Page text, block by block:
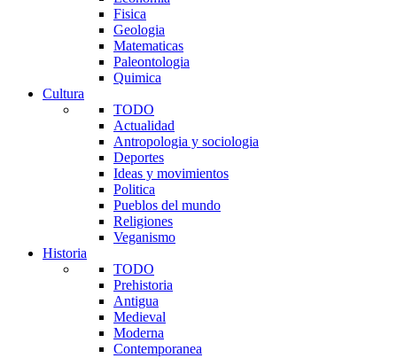
Fisica
Geologia
Matematicas
Paleontologia
Quimica
Cultura
TODO
Actualidad
Antropologia y sociologia
Deportes
Ideas y movimientos
Politica
Pueblos del mundo
Religiones
Veganismo
Historia
TODO
Prehistoria
Antigua
Medieval
Moderna
Contemporanea